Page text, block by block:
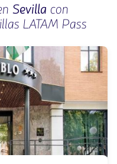
Sevilla con
LATAM Pass